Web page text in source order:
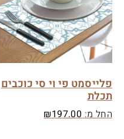
פלייסמט פי וי סי כוכבים
תכלת
החל מ: ₪197.00